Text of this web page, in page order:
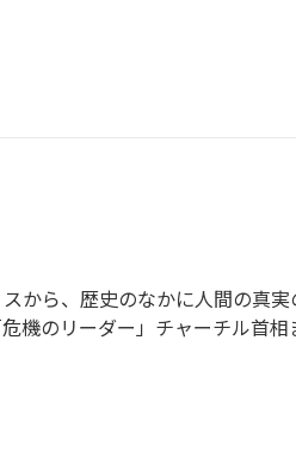
から、歴史のなかに人間の真
機のリーダー」チャーチル首
世界史教科書を超える「新しい